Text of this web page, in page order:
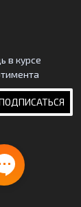
в курсе